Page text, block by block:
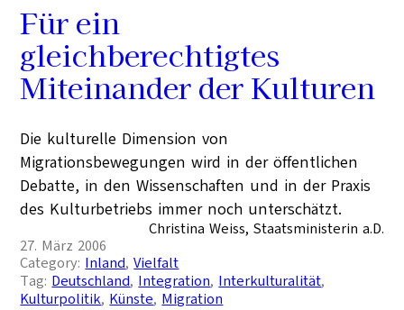
Für ein
gleichberechtigtes
Miteinander der Kulturen
Die kulturelle Dimension von
Migrationsbewegungen wird in der öffentlichen
Debatte, in den Wissenschaften und in der Praxis
des Kulturbetriebs immer noch unterschätzt.
Christina Weiss, Staatsministerin a.D.
27. März 2006
Category: Inland, Vielfalt
Tag: Deutschland, Integration, Interkulturalität
Kulturpolitik, Künste, Migration